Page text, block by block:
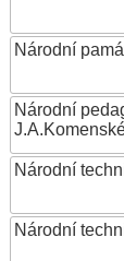
Národní
Národní
Národní
Národní